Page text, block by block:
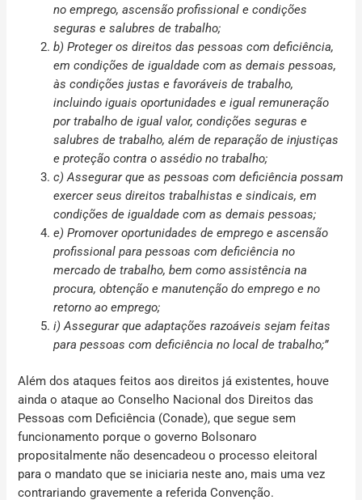
no emprego, ascensão profissional e condições
seguras e salubres de trabalho;
b) Proteger os direitos das pessoas com deficiência,
em condições de igualdade com as demais pessoas,
às condições justas e favoráveis de trabalho,
incluindo iguais oportunidades e igual remuneração
por trabalho de igual valor, condições seguras e
salubres de trabalho, além de reparação de injustiças
e proteção contra o assédio no trabalho;
c) Assegurar que as pessoas com deficiência possam
exercer seus direitos trabalhistas e sindicais, em
condições de igualdade com as demais pessoas;
e) Promover oportunidades de emprego e ascensão
profissional para pessoas com deficiência no
mercado de trabalho, bem como assistência na
procura, obtenção e manutenção do emprego e no
retorno ao emprego;
i) Assegurar que adaptações razoáveis sejam feitas
para pessoas com deficiência no local de trabalho;”
Além dos ataques feitos aos direitos já existentes, houve
ainda o ataque ao Conselho Nacional dos Direitos das
Pessoas com Deficiência (Conade), que segue sem
funcionamento porque o governo Bolsonaro
propositalmente não desencadeou o processo eleitoral
para o mandato que se iniciaria neste ano, mais uma vez
contrariando gravemente a referida Convenção.